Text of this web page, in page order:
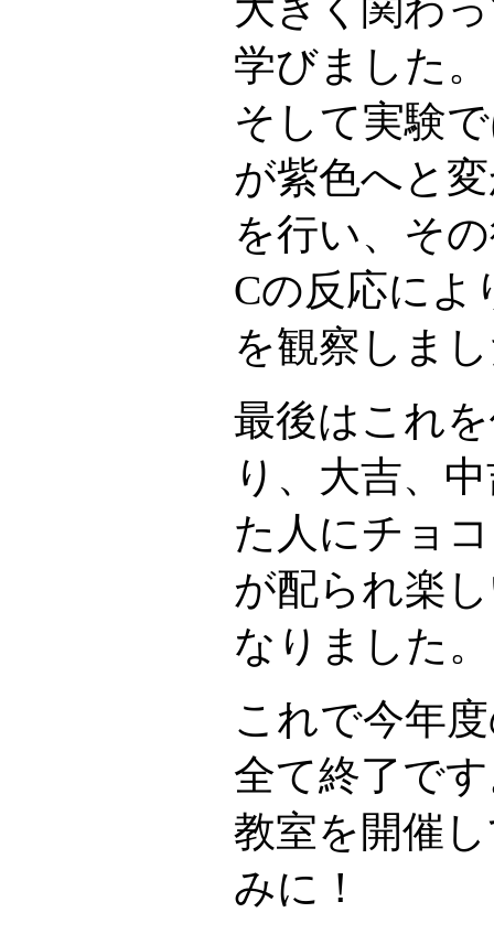
学びました。
そして実験
が紫色へと
を行い、そ
Cの反応によ
を観察しま
最後はこれ
り、大吉、
た人にチョ
が配られ楽
なりました。
これで今年
全て終了で
教室を開催
みに！